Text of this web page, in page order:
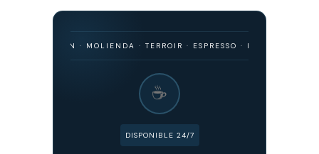
· MOLIENDA · TERROIR · ESPRESSO · FILTRADO ·
☕
DISPONIBLE 24/7